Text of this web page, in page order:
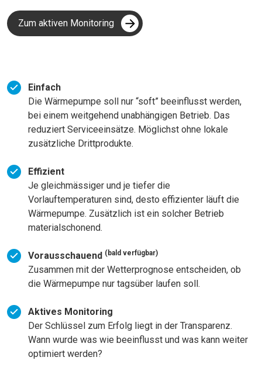
Zum aktiven Monitoring
Einfach
Die Wärmepumpe soll nur “soft” beeinflusst werden,
bei einem weitgehend unabhängigen Betrieb. Das
reduziert Serviceeinsätze. Möglichst ohne lokale
zusätzliche Drittprodukte.
Effizient
Je gleichmässiger und je tiefer die
Vorlauftemperaturen sind, desto effizienter läuft die
Wärmepumpe. Zusätzlich ist ein solcher Betrieb
materialschonend.
Vorausschauend (bald verfügbar)
Zusammen mit der Wetterprognose entscheiden, ob
die Wärmepumpe nur tagsüber laufen soll.
Aktives Monitoring
Der Schlüssel zum Erfolg liegt in der Transparenz.
Wann wurde was wie beeinflusst und was kann weiter
optimiert werden?